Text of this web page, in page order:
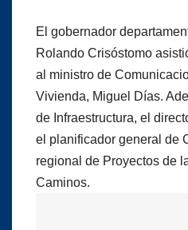
El gobernador
Rolando Crisóstomo
al ministro de
Vivienda, Miguel Días.
de Infraestructura, el
el planificador general de
regional de Proyectos de
Caminos.